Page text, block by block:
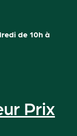
de 10h à
Prix